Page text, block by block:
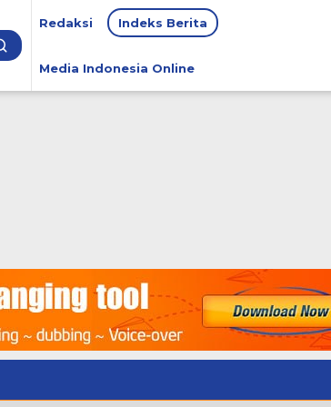
Redaksi Indeks Berita
Media Indonesia Online